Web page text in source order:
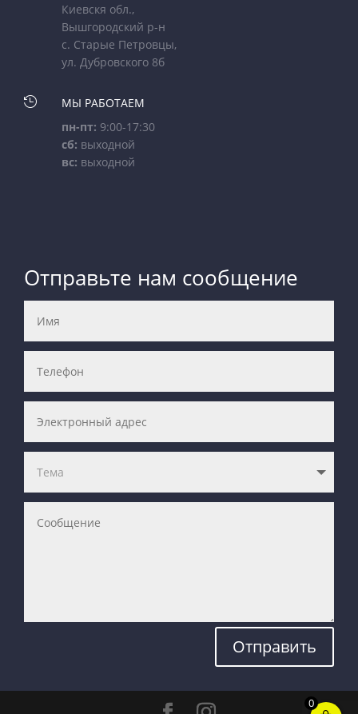
Киевскя обл.,
Вышгородский р-н
с. Старые Петровцы,
ул. Дубровского 8б

МЫ РАБОТАЕМ
пн-пт: 9:00-17:30
сб: выходной
вс: выходной
Отправьте нам сообщение
Отправить
0